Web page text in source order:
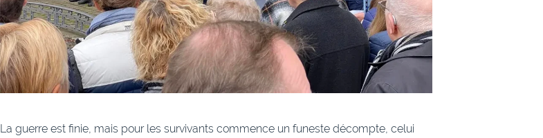
La guerre est finie, mais pour les survivants commence un funeste décompte, celui